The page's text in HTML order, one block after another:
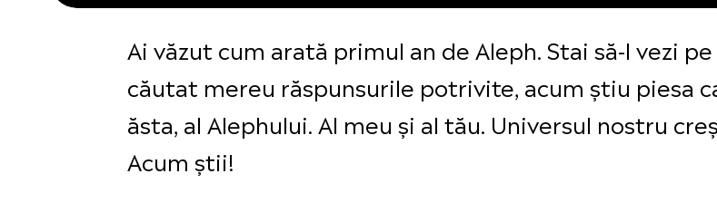
Ai văzut cum arată primul an de Aleph. Stai să-l vezi
căutat mereu răspunsurile potrivite, acum știu piesa
ăsta, al Alephului. Al meu și al tău. Universul nostru
Acum știi!